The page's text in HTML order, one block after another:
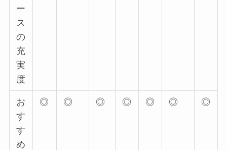
ー
ス
の
充
実
度
お
す
す
め
◎ ◎ ◎ ◎ ◎ ◎ ◎